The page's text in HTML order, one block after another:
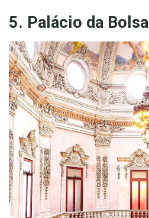
5. Palácio da Bolsa